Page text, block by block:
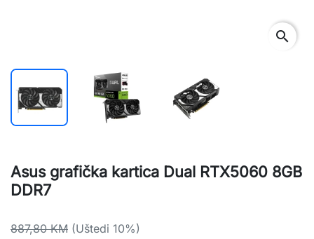
search
Asus grafička kartica Dual RTX5060 8GB
DDR7
887,80 KM (Uštedi 10%)